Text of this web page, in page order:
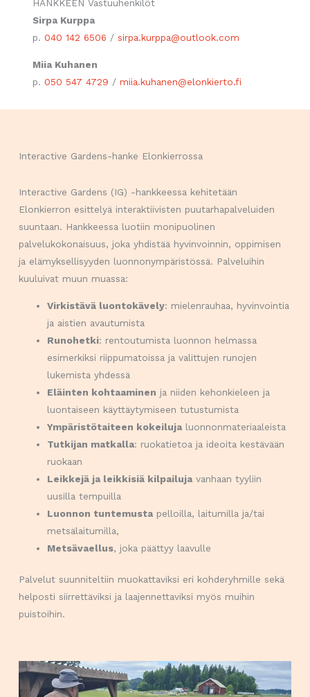
HANKKEEN Vastuuhenkilöt
Sirpa Kurppa
p.040 142 6506 /sirpa.kurppa@outlook.com
Miia Kuhanen
p.050 547 4729 /miia.kuhanen@elonkierto.fi
Interactive Gardens-hanke Elonkierrossa
Interactive Gardens (IG) -hankkeessa kehitetään
Elonkierron esittelyä interaktiivisten puutarhapalveluiden
suuntaan. Hankkeessa luotiin monipuolinen
palvelukokonaisuus, joka yhdistää hyvinvoinnin, oppimisen
ja elämyksellisyyden luonnonympäristössä. Palveluihin
kuuluivat muun muassa:
Virkistävä luontokävely: mielenrauhaa, hyvinvointia
ja aistien avautumista
Runohetki: rentoutumista luonnon helmassa
esimerkiksi riippumatoissa ja valittujen runojen
lukemista yhdessä
Eläinten kohtaaminen ja niiden kehonkieleen ja
luontaiseen käyttäytymiseen tutustumista
Ympäristötaiteen kokeiluja luonnonmateriaaleista
Tutkijan matkalla: ruokatietoa ja ideoita kestävään
ruokaan
Leikkejä ja leikkisiä kilpailuja vanhaan tyyliin
uusilla tempuilla
Luonnon tuntemusta pelloilla, laitumilla ja/tai
metsälaitumilla,
Metsävaellus, joka päättyy laavulle
Palvelut suunniteltiin muokattaviksi eri kohderyhmille sekä
helposti siirrettäviksi ja laajennettaviksi myös muihin
puistoihin.